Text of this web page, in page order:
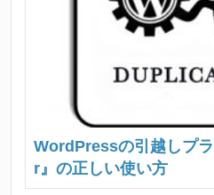
WordPressの引越しプ
r』の正しい使い方